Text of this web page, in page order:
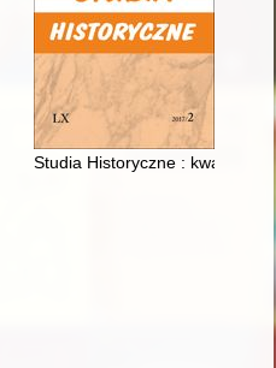
: klacze stadne i ich
Studia Historyczne :